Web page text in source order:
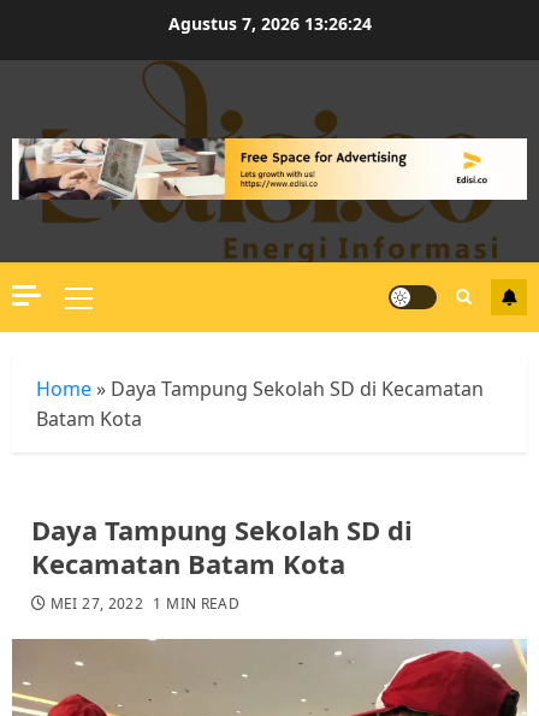
Agustus 7, 2026 13:26:24
Primary
Menu
Home » Daya Tampung Sekolah SD di Kecamatan
Batam Kota
Daya Tampung Sekolah SD di
Kecamatan Batam Kota
MEI 27, 2022 1 MIN READ